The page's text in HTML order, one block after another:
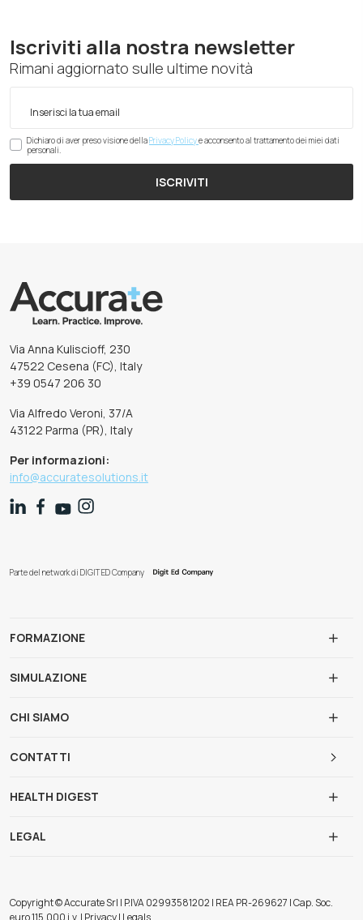
Iscriviti alla nostra newsletter
Rimani aggiornato sulle ultime novità
Dichiaro di aver preso visione dellaPrivacy Policye acconsento al trattamento dei miei dati
personali.
ISCRIVITI
Via Anna Kuliscioff, 230
47522 Cesena (FC), Italy
+39 0547 206 30
Via Alfredo Veroni, 37/A
43122 Parma (PR), Italy
Per informazioni:
info@accuratesolutions.it
Parte del network di DIGIT ED Company
FORMAZIONE
SIMULAZIONE
CHI SIAMO
CONTATTI
HEALTH DIGEST
LEGAL
Copyright © Accurate Srl | P.IVA 02993581202 | REA PR-269627 | Cap. Soc.
euro 115.000 i.v. | Privacy | Legals